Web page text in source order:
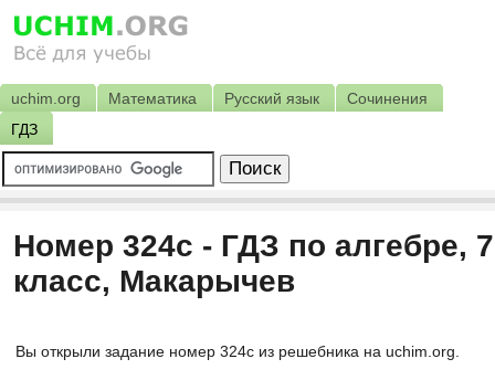
uchim.org Математика Русский язык
Сочинения
ГДЗ
Номер 324с - ГДЗ по алгебре, 7
класс, Макарычев
Вы открыли задание номер 324с из решебника на uchim.org.